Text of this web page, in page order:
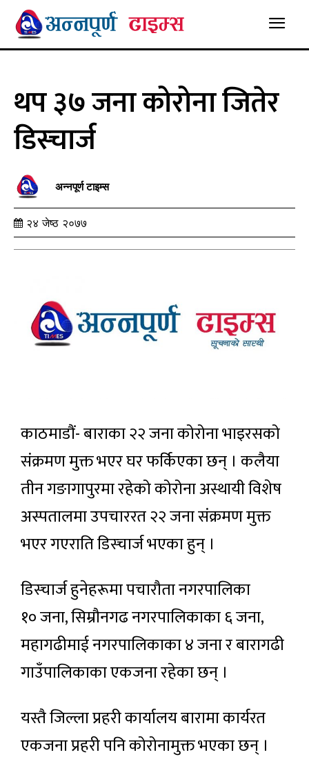
थप ३७ जना कोरोना जितेर
डिस्चार्ज
अन्नपूर्ण टाइम्स
२४ जेष्ठ २०७७
काठमाडौं- बाराका २२ जना कोरोना भाइरसको
संक्रमण मुक्त भएर घर फर्किएका छन् । कलैया
तीन गङागापुरमा रहेको कोरोना अस्थायी विशेष
अस्पतालमा उपचाररत २२ जना संक्रमण मुक्त
भएर गएराति डिस्चार्ज भएका हुन् ।
डिस्चार्ज हुनेहरूमा पचारौता नगरपालिका
१० जना, सिम्रौनगढ नगरपालिकाका ६ जना,
महागढीमाई नगरपालिकाका ४ जना र बारागढी
गाउँपालिकाका एकजना रहेका छन् ।
यस्तै जिल्ला प्रहरी कार्यालय बारामा कार्यरत
एकजना प्रहरी पनि कोरोनामुक्त भएका छन् ।